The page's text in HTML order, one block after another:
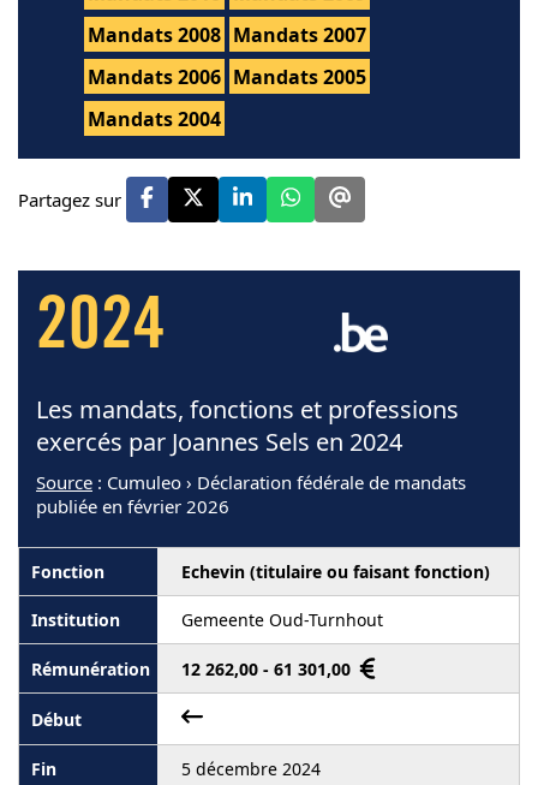
Mandats 2008 Mandats 2007
Mandats 2006 Mandats 2005
Mandats 2004
Partagez sur
2024
Les mandats, fonctions et professions
exercés par Joannes Sels en 2024
Source : Cumuleo › Déclaration fédérale de mandats
publiée en février 2026
Echevin (titulaire ou faisant fonction)
Gemeente Oud-Turnhout
12 262,00 - 61 301,00
5 décembre 2024